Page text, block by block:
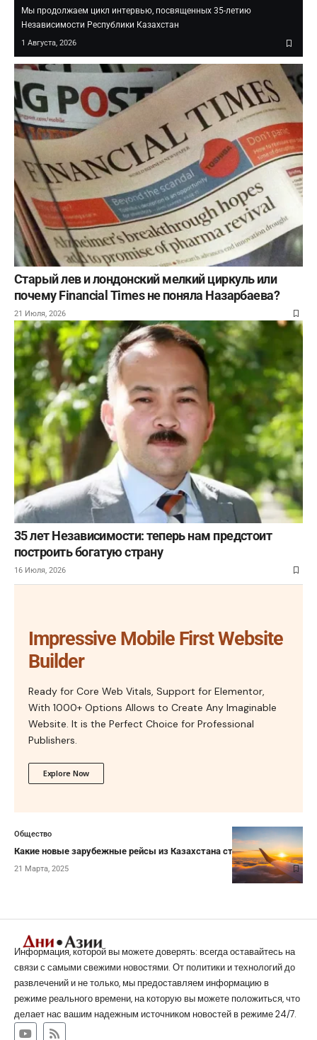
Мы продолжаем цикл интервью, посвященных 35-летию
Независимости Республики Казахстан
1 Августа, 2026
Старый лев и лондонский мелкий циркуль или
почему Financial Times не поняла Назарбаева?
21 Июля, 2026
35 лет Независимости: теперь нам предстоит
построить богатую страну
16 Июля, 2026
Impressive Mobile First Website
Builder
Ready for Core Web Vitals, Support for Elementor,
With 1000+ Options Allows to Create Any Imaginable
Website. It is the Perfect Choice for Professional
Publishers.
Explore Now
Общество
Какие новые зарубежные рейсы из Казахстана стоит ждать
21 Марта, 2025
Информация, которой вы можете доверять: всегда оставайтесь на
связи с самыми свежими новостями. От политики и технологий до
развлечений и не только, мы предоставляем информацию в
режиме реального времени, на которую вы можете положиться, что
делает нас вашим надежным источником новостей в режиме 24/7.